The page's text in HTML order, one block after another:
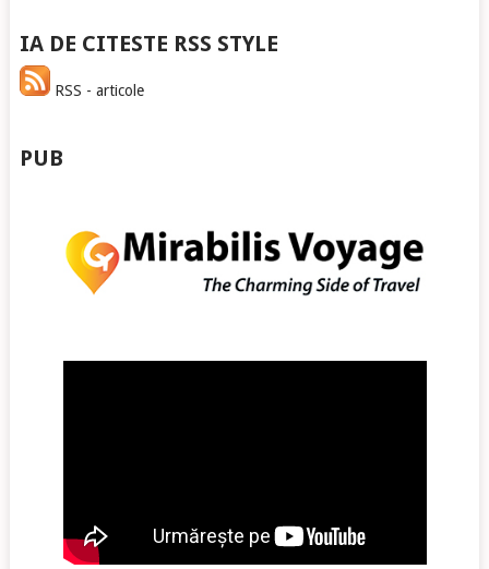
IA DE CITESTE RSS STYLE
RSS - articole
PUB